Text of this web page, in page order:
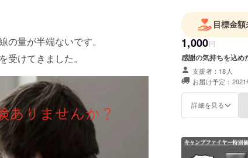
量が半端ないです。
けてきました。
目標金
1,000円
感謝の気持ちを込め
支援者：18人
お届け予定：2021
詳細を見る